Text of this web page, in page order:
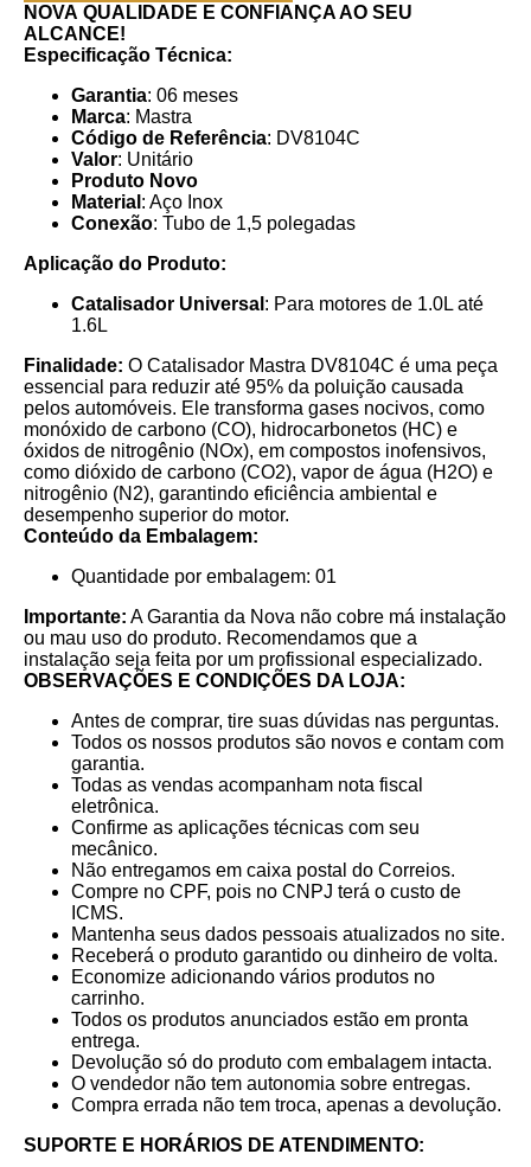
NOVA QUALIDADE E CONFIANÇA AO SEU
ALCANCE!
Especificação Técnica:
Garantia: 06 meses
Marca: Mastra
Código de Referência: DV8104C
Valor: Unitário
Produto Novo
Material : Aço Inox
Conexão: Tubo de 1,5 polegadas
Aplicação do Produto:
Catalisador Universal : Para motores de 1.0L até
1.6L
Finalidade: O Catalisador Mastra DV8104C é uma peça
essencial para reduzir até 95% da poluição causada
pelos automóveis. Ele transforma gases nocivos, como
monóxido de carbono (CO), hidrocarbonetos (HC) e
óxidos de nitrogênio (NOx), em compostos inofensivos,
como dióxido de carbono (CO2), vapor de água (H2O) e
nitrogênio (N2), garantindo eficiência ambiental e
desempenho superior do motor.
Conteúdo da Embalagem:
Quantidade por embalagem: 01
Importante: A Garantia da Nova não cobre má instalação
ou mau uso do produto. Recomendamos que a
instalação seja feita por um profissional especializado.
OBSERVAÇÕES E CONDIÇÕES DA LOJA:
Antes de comprar, tire suas dúvidas nas perguntas.
Todos os nossos produtos são novos e contam com
garantia.
Todas as vendas acompanham nota fiscal
eletrônica.
Confirme as aplicações técnicas com seu
mecânico.
Não entregamos em caixa postal do Correios.
Compre no CPF, pois no CNPJ terá o custo de
ICMS.
Mantenha seus dados pessoais atualizados no site.
Receberá o produto garantido ou dinheiro de volta.
Economize adicionando vários produtos no
carrinho.
Todos os produtos anunciados estão em pronta
entrega.
Devolução só do produto com embalagem intacta.
O vendedor não tem autonomia sobre entregas.
Compra errada não tem troca, apenas a devolução.
SUPORTE E HORÁRIOS DE ATENDIMENTO: